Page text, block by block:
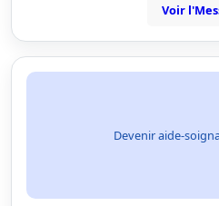
Voir
Devenir aide-